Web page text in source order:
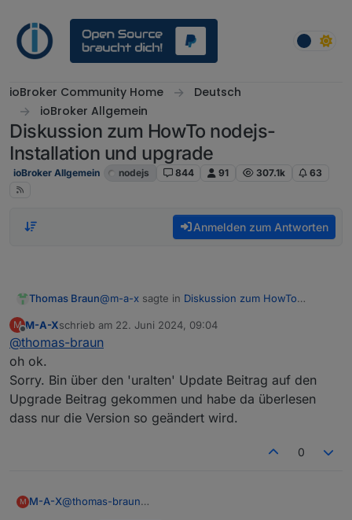
ioBroker Community Home
Deutsch
ioBroker Allgemein
Diskussion zum HowTo nodejs-
Installation und upgrade
ioBroker Allgemein nodejs 844 91 307.1k 63
Anmelden zum Antworten
Thomas Braun@m-a-x sagte in Diskussion zum HowTo
ausgelesen wird, noch nicht richtig eingestellt
wurde.
Neue Versionen innerhalb des gleichen Major-
Releases werden im übrigen NICHT per nodejs-
update angepackt sondern wie üblich über
M
Offline
M-A-Xschrieb am 22. Juni 2024, 09:04
zuletzt editiert von
@thomas-braun
oh ok.
Sorry. Bin über den 'uralten' Update Beitrag auf den
Upgrade Beitrag gekommen und habe da überlesen
dass nur die Version so geändert wird.
0
M M-A-X@thomas-braun